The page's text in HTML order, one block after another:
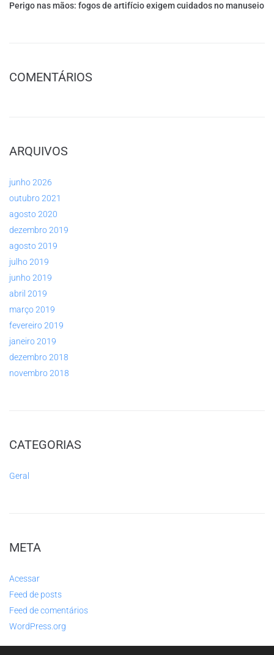
Perigo nas mãos: fogos de artifício exigem cuidados no manuseio
COMENTÁRIOS
ARQUIVOS
junho 2026
outubro 2021
agosto 2020
dezembro 2019
agosto 2019
julho 2019
junho 2019
abril 2019
março 2019
fevereiro 2019
janeiro 2019
dezembro 2018
novembro 2018
CATEGORIAS
Geral
META
Acessar
Feed de posts
Feed de comentários
WordPress.org